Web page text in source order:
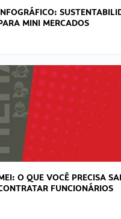
MINI MERCADOS
O QUE VOCÊ PRECISA
FUNCIONÁRIOS